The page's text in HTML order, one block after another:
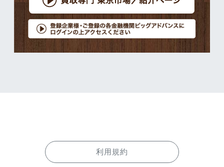
利用規約